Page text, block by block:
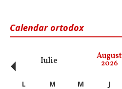
Calendar ortodox
Iulie August
2026
‹ L M M J